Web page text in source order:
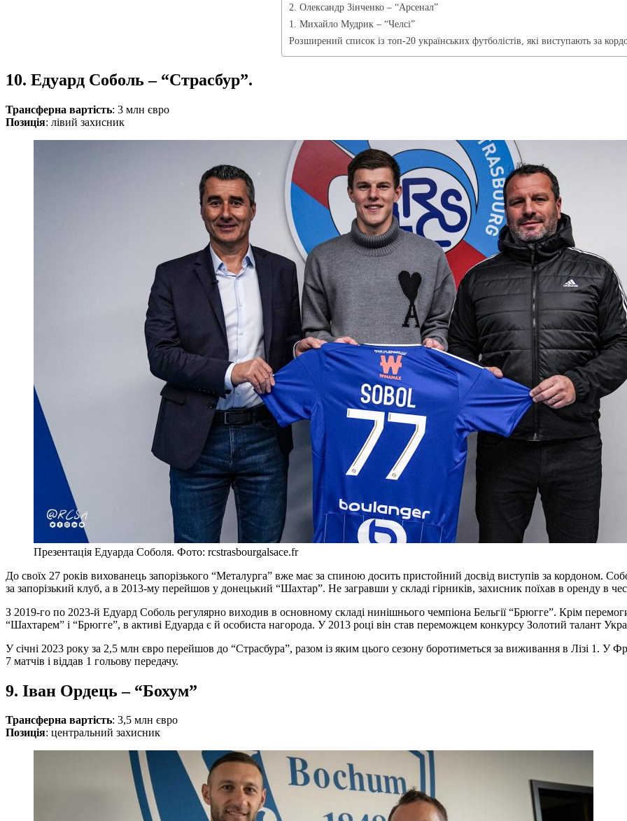
2. Олександр Зінченко – “Арсенал”
1. Михайло Мудрик – “Челсі”
Розширений список із топ-20 українських футболістів, які виступають за
10. Едуард Соболь – “Страсбур”.
Трансферна вартість: 3 млн євро
Позиція: лівий захисник
Презентація Едуарда Соболя. Фото: rcstrasbourgalsace.fr
До своїх 27 років вихованець запорізького “Металурга” вже має за спиною досить пристойний досвід виступів за кордоном.
за запорізький клуб, а в 2013-му перейшов у донецький “Шахтар”. Не загравши у складі гірників, захисник поїхав в оренду в
З 2019-го по 2023-й Едуард Соболь регулярно виходив в основному складі нинішнього чемпіона Бельгії “Брюгге”. Крім
“Шахтарем” і “Брюгге”, в активі Едуарда є й особиста нагорода. У 2013 році він став переможцем конкурсу Золотий талант
У січні 2023 року за 2,5 млн євро перейшов до “Страсбура”, разом із яким цього сезону боротиметься за виживання в Лізі 1. У
7 матчів і віддав 1 гольову передачу.
9. Іван Ордець – “Бохум”
Трансферна вартість: 3,5 млн євро
Позиція: центральний захисник